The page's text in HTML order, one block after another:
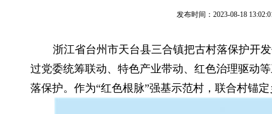
发布时间：2023-08-18
浙江省台州市天台县三合镇把古村落保护开
过党委统筹联动、特色产业带动、红色治理驱动
落保护。作为“红色根脉”强基示范村，联合村锚